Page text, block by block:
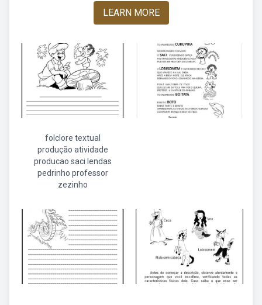
LEARN MORE
folclore textual
produção atividade
producao saci lendas
pedrinho professor
zezinho